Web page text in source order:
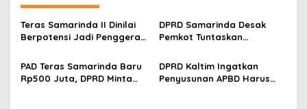
Teras Samarinda II Dinilai
Berpotensi Jadi Penggerak
Mahakam
DPRD Samarinda Desak
Pemkot Tuntaskan
Teras Samarinda II
PAD Teras Samarinda Baru
Rp500 Juta, DPRD Minta
DPRD Kaltim Ingatkan
Penyusunan APBD Harus